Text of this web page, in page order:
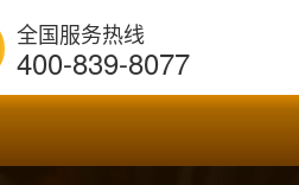
全国服务热线
400-839-8077